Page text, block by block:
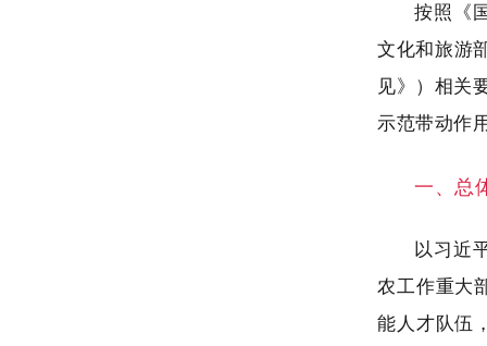
按照《
文化和旅游
见》）相关
示范带动作
一、总
以习近
农工作重大
能人才队伍